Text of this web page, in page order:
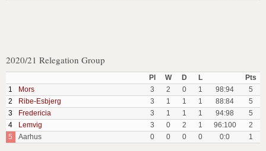
2020/21 Relegation Group
Pl W D L
Pts
1
Mors 3 2 0 1 98:94
5
2
Ribe-Esbjerg 3 1 1 1 88:84
5
3
Fredericia 3 1 1 1 94:98
5
4
Lemvig 3 0 2 1 96:100
2
5
Aarhus 0 0 0 0 0:0 1